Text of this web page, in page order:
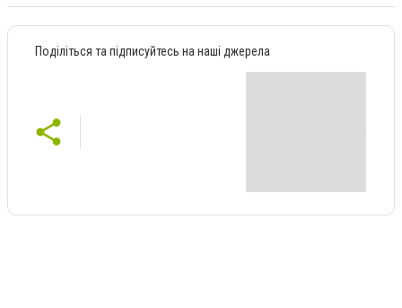
Поділіться та підписуйтесь на наші джерела